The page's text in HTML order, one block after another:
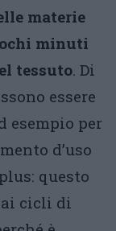
materie
minuti
tessuto. Di
essere
esempio per
d’uso
questo
cicli di